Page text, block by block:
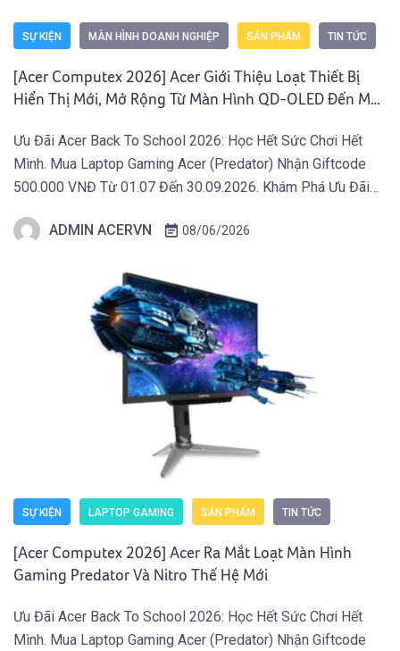
SỰ KIỆN MÀN HÌNH DOANH NGHIỆP SẢN PHẨM TIN TỨC
[Acer Computex 2026] Acer Giới Thiệu Loạt Thiết Bị
Hiển Thị Mới, Mở Rộng Từ Màn Hình QD-OLED Đến Máy
Ưu Đãi Acer Back To School 2026: Học Hết Sức Chơi Hết
Mình. Mua Laptop Gaming Acer (Predator) Nhận Giftcode
500.000 VNĐ Từ 01.07 Đến 30.09.2026. Khám Phá Ưu Đãi
danh mục thiết bị hiển thị mới phục vụ sáng tạo, giải trí và […]
ADMIN ACERVN 08/06/2026
SỰ KIỆN LAPTOP GAMING SẢN PHẨM TIN TỨC
[Acer Computex 2026] Acer Ra Mắt Loạt Màn Hình
Gaming Predator Và Nitro Thế Hệ Mới
Ưu Đãi Acer Back To School 2026: Học Hết Sức Chơi Hết
Mình. Mua Laptop Gaming Acer (Predator) Nhận Giftcode